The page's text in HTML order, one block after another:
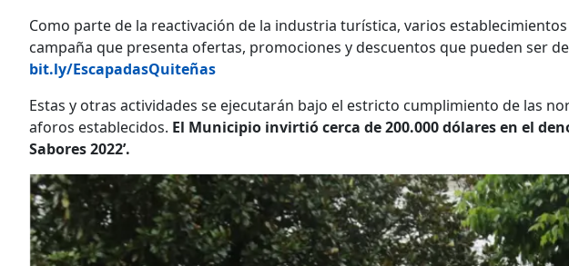
Como parte de la reactivación de la industria turística, varios
campaña que presenta ofertas, promociones y descuentos que pueden ser
bit.ly/EscapadasQuiteñas
Estas y otras actividades se ejecutarán bajo el estricto cumplimiento de las
aforos establecidos. El Municipio invirtió cerca de 200.000 dólares en el
Sabores 2022’.